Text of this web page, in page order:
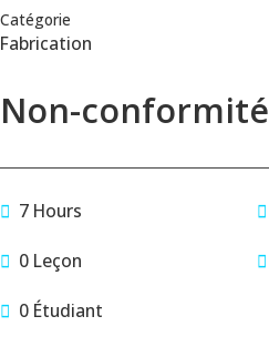
Catégorie
Fabrication
Non-conformité
7 Hours
0 Leçon
0 Étudiant